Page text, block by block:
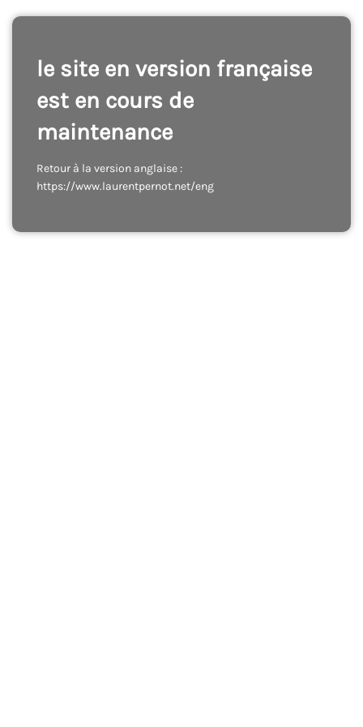
le site en version française
est en cours de
maintenance
Retour à la version anglaise :
https://www.laurentpernot.net/eng